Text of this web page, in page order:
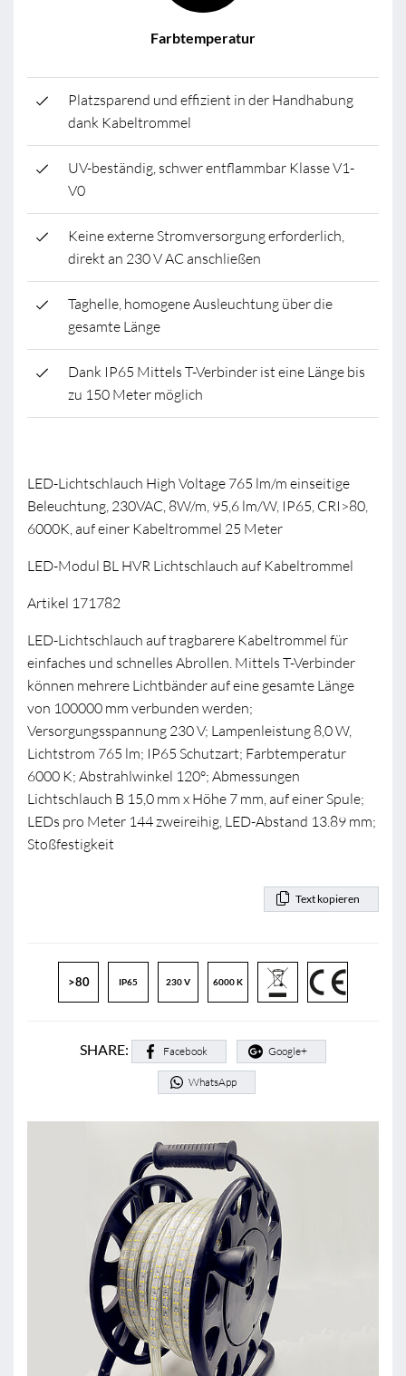
Farbtemperatur
Platzsparend und effizient in der Handhabung
dank Kabeltrommel
UV-beständig, schwer entflammbar Klasse V1-
V0
Keine externe Stromversorgung erforderlich,
direkt an 230 V AC anschließen
Taghelle, homogene Ausleuchtung über die
gesamte Länge
Dank IP65 Mittels T-Verbinder ist eine Länge bis
zu 150 Meter möglich
LED-Lichtschlauch High Voltage 765 lm/m einseitige
Beleuchtung, 230VAC, 8W/m, 95,6 lm/W, IP65, CRI>80,
6000K, auf einer Kabeltrommel 25 Meter
LED-Modul BL HVR Lichtschlauch auf Kabeltrommel
Artikel 171782
LED-Lichtschlauch auf tragbarere Kabeltrommel für
einfaches und schnelles Abrollen. Mittels T-Verbinder
können mehrere Lichtbänder auf eine gesamte Länge
von 100000 mm verbunden werden;
Versorgungsspannung 230 V; Lampenleistung 8,0 W,
Lichtstrom 765 lm; IP65 Schutzart; Farbtemperatur
6000 K; Abstrahlwinkel 120°; Abmessungen
Lichtschlauch B 15,0 mm x Höhe 7 mm, auf einer Spule;
LEDs pro Meter 144 zweireihig, LED-Abstand 13.89 mm;
Stoßfestigkeit
Text kopieren
>80 IP65 230 V 6000 K
SHARE: Facebook Google+
WhatsApp